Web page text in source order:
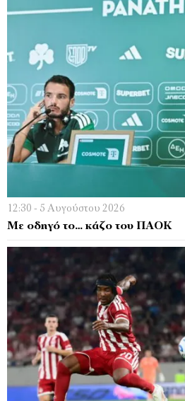
12:30 - 5 Αυγούστου 2026
Με οδηγό το… κάζο του ΠΑΟΚ